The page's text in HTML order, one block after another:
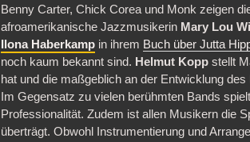
Benny Carter, Chick Corea und Monk zeigen
afroamerikanische Jazzmusikerin Mary Lou
Ilona Haberkamp in ihrem Buch über Jutta
noch kaum bekannt sind. Helmut Kopp stellt
hat und die maßgeblich an der Entwicklung des
Im Gegensatz zu vielen berühmten Bands
Professionalität. Zudem ist allen Musikern die
überträgt. Obwohl Instrumentierung und